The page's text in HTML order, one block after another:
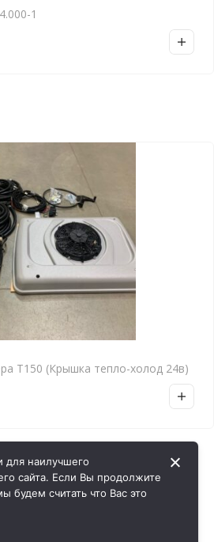
1
Т150 (Крышка тепло-холод 24в)
для наилучшего
сайта. Если Вы продолжите
будем считать что Вас это